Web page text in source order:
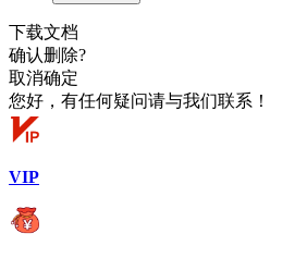
下载文档
确认删除?
取消确定
您好，有任何疑问请与我们联系！
VIP